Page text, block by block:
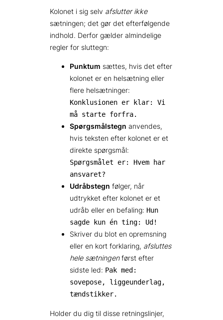
Kolonet i sig selv afslutter ikke
sætningen; det gør det efterfølgende
indhold. Derfor gælder almindelige
regler for sluttegn:
Punktum sættes, hvis det efter
kolonet er en helsætning eller
flere helsætninger:
Konklusionen er klar: Vi
må starte forfra.
Spørgsmålstegn anvendes,
hvis teksten efter kolonet er et
direkte spørgsmål:
Spørgsmålet er: Hvem har
ansvaret?
Udråbstegn følger, når
udtrykket efter kolonet er et
udråb eller en befaling: Hun
sagde kun én ting: Ud!
Skriver du blot en opremsning
eller en kort forklaring, afsluttes
hele sætningenførst efter
sidste led: Pak med:
sovepose, liggeunderlag,
tændstikker.
Holder du dig til disse retningslinjer,